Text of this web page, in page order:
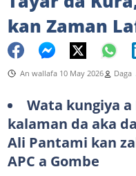
kan Zaman
An wallafa 10 May 2026 Daga
Wata kungiya
kalaman da aka
Ali Pantami kan
APC a Gombe